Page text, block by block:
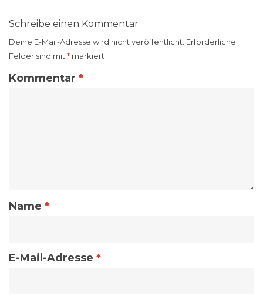
Schreibe einen Kommentar
Deine E-Mail-Adresse wird nicht veröffentlicht. Erforderliche
Felder sind mit * markiert
Kommentar *
Name *
E-Mail-Adresse *